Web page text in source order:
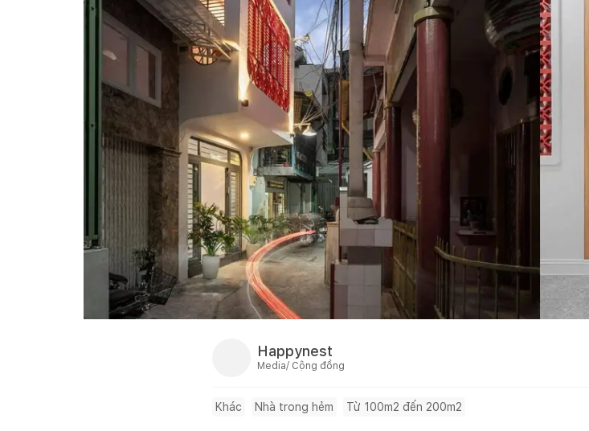
Happynest
Media/ Cộng đồng
Khác Nhà trong hẻm Từ 100m2 đến 200m2